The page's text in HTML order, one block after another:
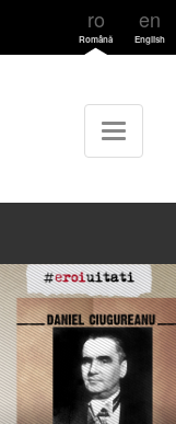
ro
Română
en
English